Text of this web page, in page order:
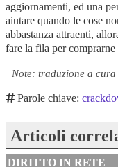
aggiornamenti, ed una
aiutare quando le cose
abbastanza attraenti,
fare la fila per comprarne
Note: traduzione a
Parole chiave:
Articoli
DIRITTO IN RETE